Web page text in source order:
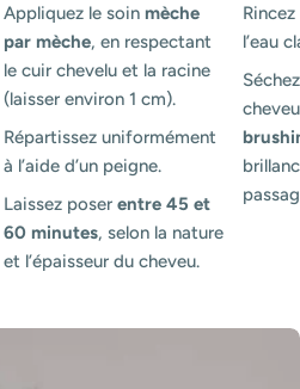
Appliquez le soinmèche
par mèche, en respectant
le cuir chevelu et la racine
(laisser environ 1 cm).
Répartissez uniformément
à l’aide d’un peigne.
Laissez poserentre 45 et
60 minutes, selon la nature
et l’épaisseur du cheveu.
l’eau